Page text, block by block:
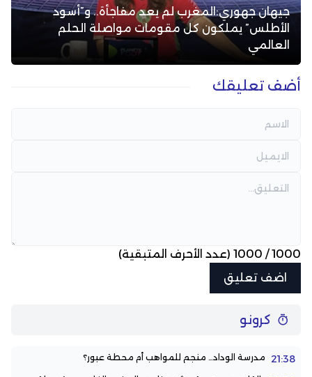
جيهان جهوري:المغرب لم يعد مفاجأة.. و”أسود
الأطلس” يملكون كل مقومات مواصلة الحلم
العالمي
أضف تعليقك
1000
/
1000 (عدد الأحرف المتبقية)
كرونو
21:38 مدرسة الوداد… منجم للمواهب أم محطة عبور؟